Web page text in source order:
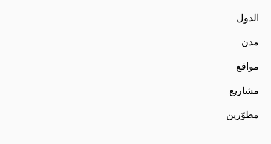
الدول
مدن
مواقع
مشاريع
مطوّرين